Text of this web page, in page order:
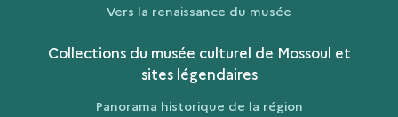
Vers la renaissance du musée
Collections du musée culturel de Mossoul et
sites légendaires
Panorama historique de la région